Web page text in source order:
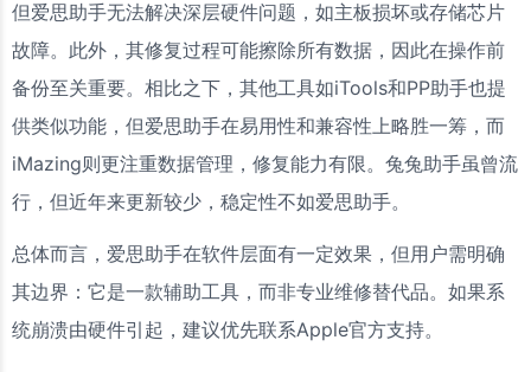
但爱思助手无法解决深层硬件问题，如主板损坏或存储芯片
故障。此外，其修复过程可能擦除所有数据，因此在操作前
备份至关重要。相比之下，其他工具如iTools和PP助手也提
供类似功能，但爱思助手在易用性和兼容性上略胜一筹，而
iMazing则更注重数据管理，修复能力有限。兔兔助手虽曾流
行，但近年来更新较少，稳定性不如爱思助手。
总体而言，爱思助手在软件层面有一定效果，但用户需明确
其边界：它是一款辅助工具，而非专业维修替代品。如果系
统崩溃由硬件引起，建议优先联系Apple官方支持。